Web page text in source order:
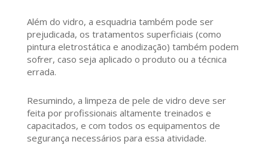
Além do vidro, a esquadria também pode ser
prejudicada, os tratamentos superficiais (como
pintura eletrostática e anodização) também podem
sofrer, caso seja aplicado o produto ou a técnica
errada.
Resumindo, a limpeza de pele de vidro deve ser
feita por profissionais altamente treinados e
capacitados, e com todos os equipamentos de
segurança necessários para essa atividade.